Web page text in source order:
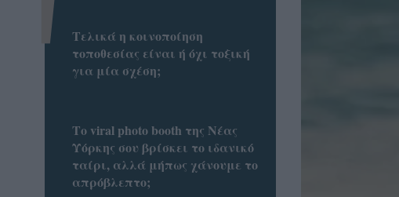
Τελικά η κοινοποίηση
τοποθεσίας είναι ή όχι τοξική
για μία σχέση;
Το viral photo booth της Νέας
Υόρκης σου βρίσκει το ιδανικό
ταίρι, αλλά μήπως χάνουμε το
απρόβλεπτο;